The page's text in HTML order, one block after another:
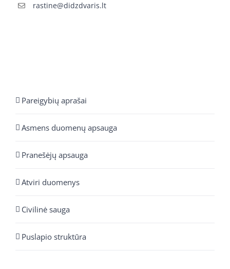
rastine@didzdvaris.lt
Pareigybių aprašai
Asmens duomenų apsauga
Pranešėjų apsauga
Atviri duomenys
Civilinė sauga
Puslapio struktūra